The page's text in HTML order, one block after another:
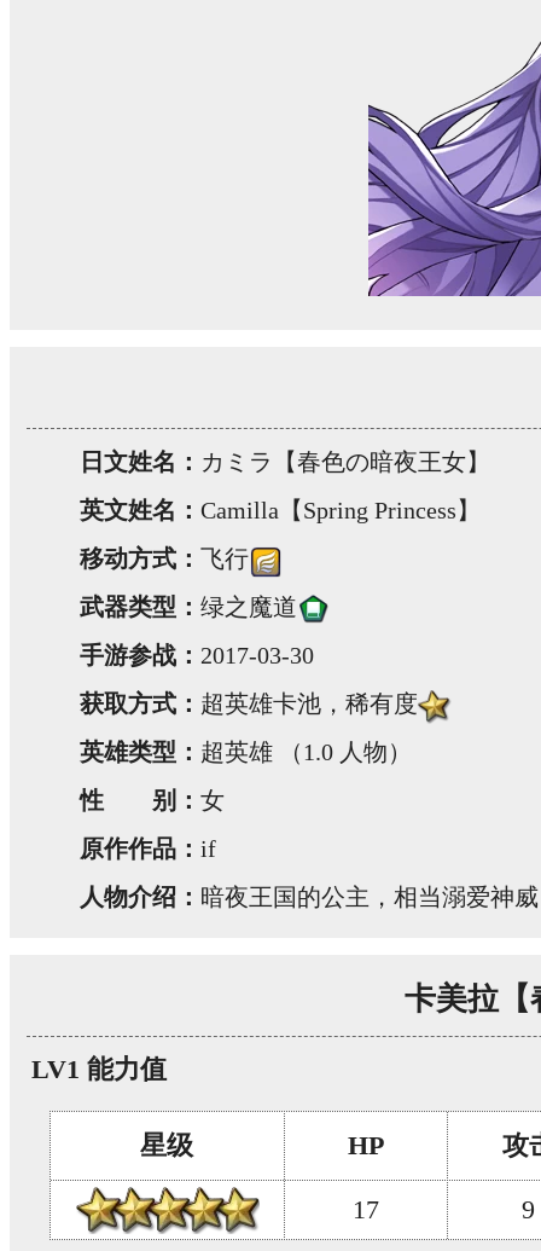
日文姓名： カミラ【春色の暗夜王女】
英文姓名： Camilla【Spring Princess】
移动方式： 飞行
武器类型： 绿之魔道
手游参战： 2017-03-30
获取方式： 超英雄卡池，稀有度
英雄类型： 超英雄 （1.0 人物）
性 别： 女
原作作品： if
人物介绍： 暗夜王国的公主，相当溺爱神
卡美拉【
LV1 能力值
星级 HP 攻
17 9